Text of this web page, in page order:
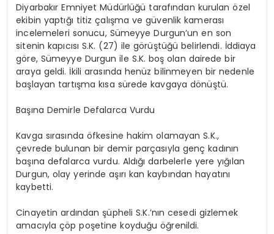
Diyarbakır Emniyet Müdürlüğü tarafından kurulan özel
ekibin yaptığı titiz çalışma ve güvenlik kamerası
incelemeleri sonucu, Sümeyye Durgun’un en son
sitenin kapıcısı S.K. (27) ile görüştüğü belirlendi. İddiaya
göre, Sümeyye Durgun ile S.K. boş olan dairede bir
araya geldi. İkili arasında henüz bilinmeyen bir nedenle
başlayan tartışma kısa sürede kavgaya dönüştü.
Başına Demirle Defalarca Vurdu
Kavga sırasında öfkesine hakim olamayan S.K.,
çevrede bulunan bir demir parçasıyla genç kadının
başına defalarca vurdu. Aldığı darbelerle yere yığılan
Durgun, olay yerinde aşırı kan kaybından hayatını
kaybetti.
Cinayetin ardından şüpheli S.K.’nın cesedi gizlemek
amacıyla çöp poşetine koyduğu öğrenildi.